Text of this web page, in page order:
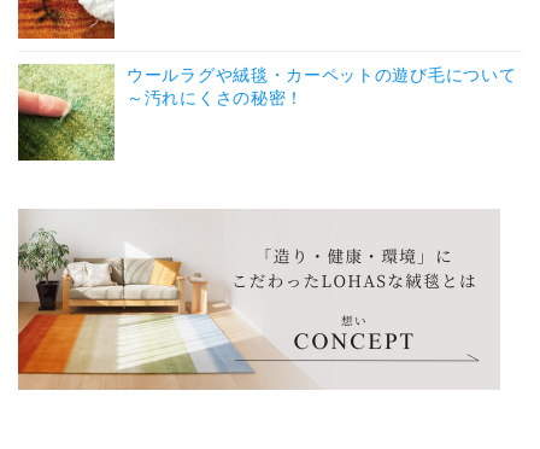
ウールラグや絨毯・カーペットの遊び毛について
～汚れにくさの秘密！